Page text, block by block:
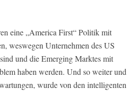
eine „America First“ Politik mit
weswegen Unternehmen des US
und die Emerging Marktes mit
haben werden. Und so weiter und
wurde von den intelligenten